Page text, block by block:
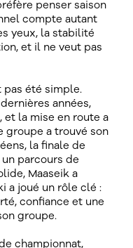
penser saison
compte autant
yeux, la stabilité
et il ne veut pas
pas été simple.
années,
et la mise en route a
groupe a trouvé son
la finale de
parcours de
Maaseik a
a joué un rôle clé :
confiance et une
groupe.
championnat,